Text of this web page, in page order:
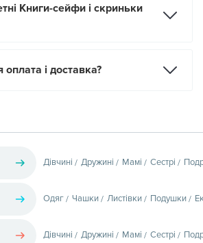
Книги-сейфи і скриньки
оплата і доставка?
Дівчині Дружині Мамі Сестрі
Одяг Чашки Листівки Подушки
Дівчині Дружині Мамі Сестрі